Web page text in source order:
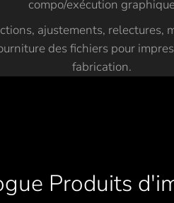
compo/exécution
ajustements, relectures,
des fichiers pour
fabrication.
Produits